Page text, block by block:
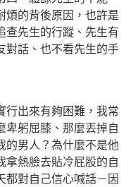
煩的背後原因，也許是
查先生的行蹤、先生有
對話、也不看先生的手
行出來有夠困難，我常
卑躬屈膝、那麼丟掉自
的男人？為什麼不是他
拿熱臉去貼冷屁股的自
都對自己信心喊話－因